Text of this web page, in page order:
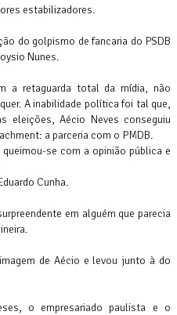
estabilizadores.
do golpismo de fancaria do PSDB
Nunes.
a retaguarda total da mídia, não
A inabilidade política foi tal que,
eleições, Aécio Neves conseguiu
a parceria com o PMDB.
se com a opinião pública e
Cunha.
em alguém que parecia
de Aécio e levou junto à do
o empresariado paulista e o